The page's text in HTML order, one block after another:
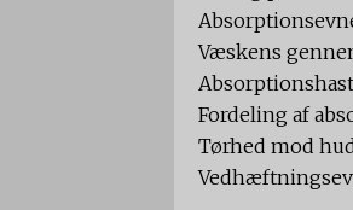
Væskens
Fordeling af
Tørhed mod